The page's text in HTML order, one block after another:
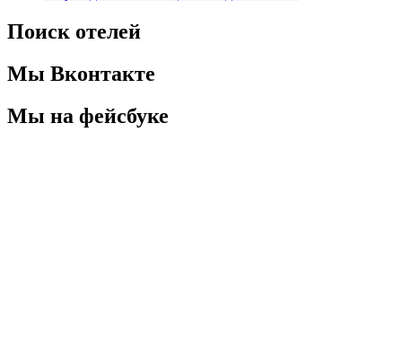
Поиск отелей
Мы Вконтакте
Мы на фейсбуке